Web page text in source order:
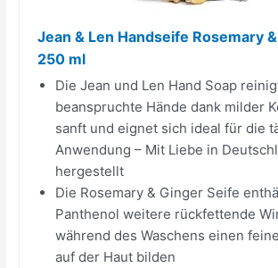
Jean & Len Handseife Rosemary
250 ml
Die Jean und Len Hand Soap
beanspruchte Hände dank milder
sanft und eignet sich ideal für die
Anwendung – Mit Liebe in
hergestellt
Die Rosemary & Ginger Seife
Panthenol weitere rückfettende
während des Waschens einen
auf der Haut bilden